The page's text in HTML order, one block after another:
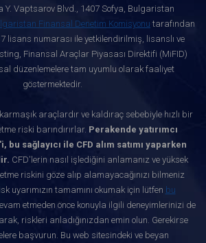
Y. Vaptsarov Blvd., 1407 Sofya, Bulgaristan
Finansal Denetim Komisyonu tarafından
lisans numarası ile yetkilendirilmiş, lisanslı ve
Finansal Araçlar Piyasası Direktifi (MiFID)
düzenlemelere tam uyumlu olarak faaliyet
göstermektedir.
araçlardır ve kaldıraç sebebiyle hızlı bir
riski barındırırlar. Perakende yatırımcı
bu sağlayıcı ile CFD alım satımı yaparken
CFD'lerin nasıl işlediğini anlamanız ve yüksek
riskini göze alıp alamayacağınızı bilmeniz
uyarımızın tamamını okumak için lütfen bu
etmeden önce konuyla ilgili deneyimlerinizi de
riskleri anladığınızdan emin olun. Gerekirse
başvurun. Bu web sitesindeki ve beyan